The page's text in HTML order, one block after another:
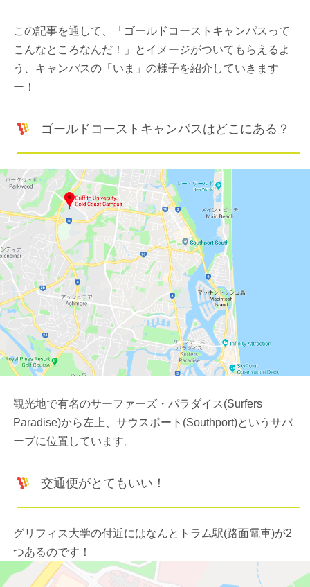
この記事を通して、「ゴールドコーストキャンパスって
こんなところなんだ！」とイメージがついてもらえるよ
う、キャンパスの「いま」の様子を紹介していきます
ー！
ゴールドコーストキャンパスはどこにある？
観光地で有名のサーファーズ・パラダイス(Surfers
Paradise)から左上、サウスポート(Southport)というサバ
ーブに位置しています。
交通便がとてもいい！
グリフィス大学の付近にはなんとトラム駅(路面電車)が2
つあるのです！